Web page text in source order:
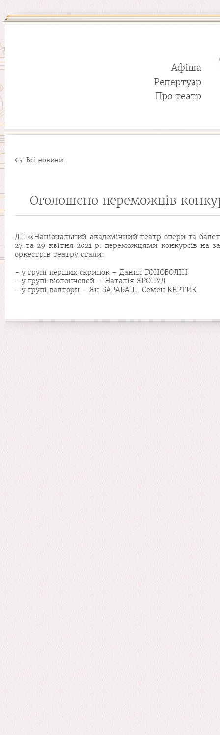
Афіша
Репертуар
Про театр
Всі новини
Оголошено переможців
ДП «Національний академічний театр опери та
27 та 29 квітня 2021 р. переможцями конкурсів на
оркестрів театру стали:
- у групі перших скрипок – Даніїл ГОНОБОЛІН
- у групі віолончелей – Наталія ЯРОПУД
- у групі валторн – Ян БАРАБАШ, Семен КЕРТИК